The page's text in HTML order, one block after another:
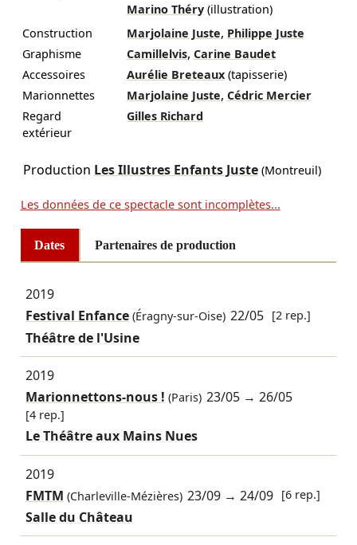
Marino Théry (illustration)
Construction
Marjolaine Juste, Philippe Juste
Graphisme
Camillelvis, Carine Baudet
Accessoires
Aurélie Breteaux (tapisserie)
Marionnettes
Marjolaine Juste, Cédric Mercier
Regard
extérieur
Gilles Richard
Production Les Illustres Enfants Juste(Montreuil)
Les données de ce spectacle sont incomplètes...
Dates Partenaires de production
2019
Festival Enfance(Éragny-sur-Oise) 22/05 [2 rep.]
Théâtre de l'Usine
2019
Marionnettons-nous ! (Paris) 23/05 →26/05
[4 rep.]
Le Théâtre aux Mains Nues
2019
FMTM (Charleville-Mézières) 23/09 →24/09 [6 rep.]
Salle du Château